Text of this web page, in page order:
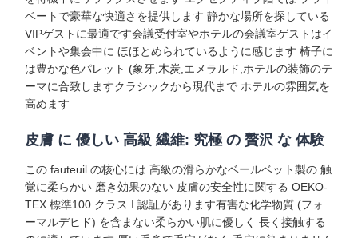
ベートで豪華な快適さを提供します 静かな場所を探している
VIPゲストに最適です会議受付室やホテルの会議室ゲストはイ
ベントや集会中に ほほとめられているように感じます 椅子に
は豊かな色パレット (象牙,木炭,エメラルド,ホテルの装飾のテ
ーマに合致しますクラシックから現代まで ホテルの雰囲気を
高めます
皮膚 に 優しい 高級 繊維: 究極 の 贅沢 な 体験
この fauteuil の核心には 高級の滑らかなベールベット製の 触
覚に柔らかい 磨き効果のない 皮膚の安全性に関する OEKO-
TEX 標準100 クラス I 認証があります有害な化学物質 (フォ
ーマルデヒド) を含まない柔らかい肌に優しく 長く接触する